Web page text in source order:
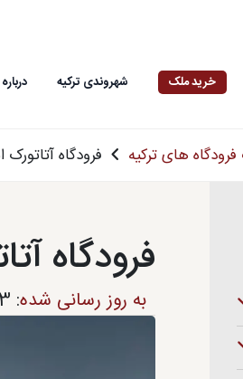
خرید ملک شهروندی ترکیه
های ترکیه فرودگاه آتاتورک
فرودگاه
به‌ روز رسانی شده: